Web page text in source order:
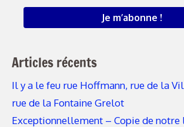
Articles récents
Il y a le feu rue Hoffmann, rue de la
rue de la Fontaine Grelot
Exceptionnellement – Copie de